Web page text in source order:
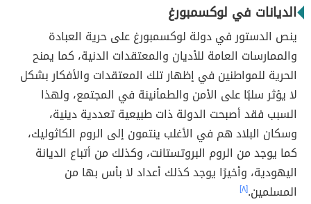
الديانات في لوكسمبورغ
ينص الدستور في دولة لوكسمبورغ على حرية العبادة
والممارسات العامة للأديان والمعتقدات الدنية، كما يمنح
الحرية للمواطنين في إظهار تلك المعتقدات والأفكار بشكل
لا يؤثر سلبًا على الأمن والطمأنينة في المجتمع، ولهذا
السبب فقد أصبحت الدولة ذات طبيعية تعددية دينية،
وسكان البلاد هم في الأغلب ينتمون إلى الروم الكاثوليك،
كما يوجد من الروم البروتستانت، وكذلك من أتباع الديانة
اليهودية، وأخيرًا يوجد كذلك أعداد لا بأس بها من
المسلمين.[٨]